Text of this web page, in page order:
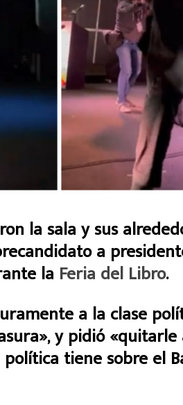
la sala y sus
a
la Feria del Libro.
a la clase
y pidió
tiene sobre el